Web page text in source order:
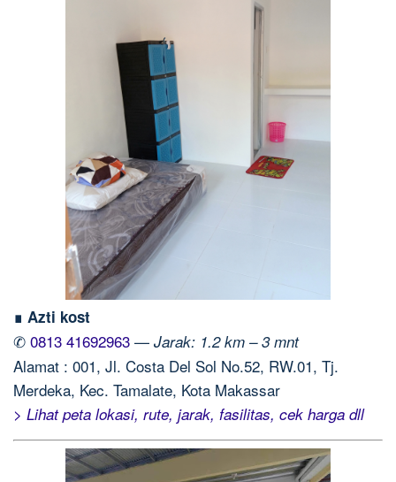
∎ Azti kost
✆ 0813 41692963 — Jarak: 1.2 km – 3 mnt
Alamat : 001, Jl. Costa Del Sol No.52, RW.01, Tj.
Merdeka, Kec. Tamalate, Kota Makassar
> Lihat peta lokasi, rute, jarak, fasilitas, cek harga dll